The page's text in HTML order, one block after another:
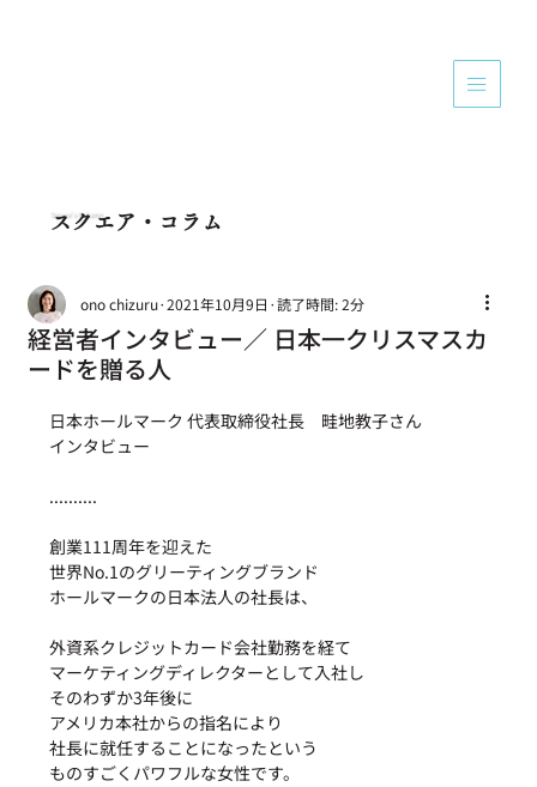
Square's Column
スクエア・コラム
経営者インタビュー／ 日本一クリスマスカ
ードを贈る人
ono chizuru 2021年10月9日 読了時間: 2分
日本ホールマーク 代表取締役社長　畦地教子さん
インタビュー
..........
創業111周年を迎えた
世界No.1のグリーティングブランド
ホールマークの日本法人の社長は、
外資系クレジットカード会社勤務を経て
マーケティングディレクターとして入社し
そのわずか3年後に
アメリカ本社からの指名により
社長に就任することになったという
ものすごくパワフルな女性です。